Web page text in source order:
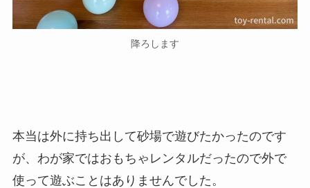
降ろします
本当は外に持ち出して砂場で遊びたかったのです
が、わが家ではおもちゃレンタルだったので外で
使って遊ぶことはありませんでした。